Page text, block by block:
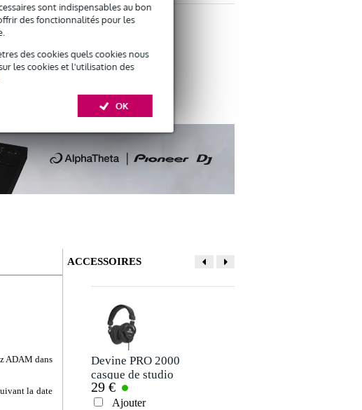
sont indispensables au bon
des fonctionnalités pour les
des cookies quels cookies nous
les cookies et l'utilisation des
OK
(la paire)
ADAM dans
la date
ACCESSOIRES
Devine PRO 2000
casque de studio
29 €
Ajouter